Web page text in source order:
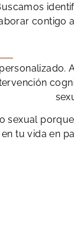
contigo
sexual
tu vida en